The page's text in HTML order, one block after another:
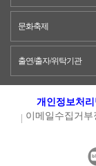
문화축제
출연/출자/위탁기관
개인정보처리
이메일수집거부